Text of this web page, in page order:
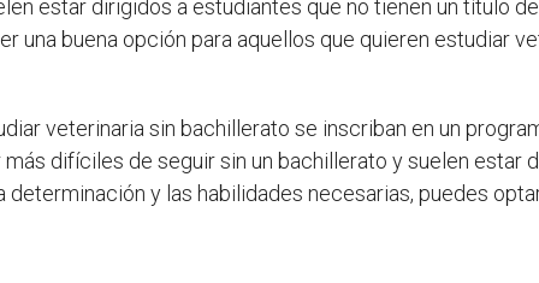
estar dirigidos a estudiantes que no tienen un título
buena opción para aquellos que quieren estudiar
veterinaria sin bachillerato se inscriban en un
difíciles de seguir sin un bachillerato y suelen estar
y las habilidades necesarias, puedes